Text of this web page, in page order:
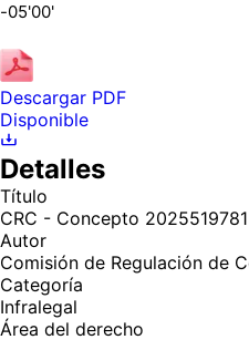
-05'00'
Descargar PDF
Disponible
Detalles
Título
CRC - Concepto
Autor
Comisión de Regulación de
Categoría
Infralegal
Área del derecho